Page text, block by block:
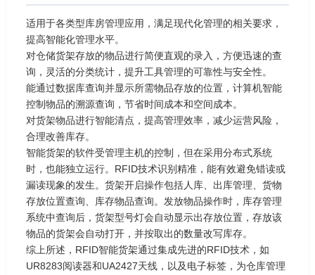
适用于各类型库房管理应用，满足现代化管理的相关要求，
提高智能化管理水平。
对仓储货架存放的物品进行简便直观的录入，方便迅速的查
询，灵活的分类统计，提升工具管理的可靠性与安全性。
能通过数据库查询并显示所需物品存放的位置，计算机智能
控制物品的溯源查询，节省时间成本和空间成本。
对货架物品进行智能清点，提高管理效率，减少运营风险，
合理改善库存。
智能货架的软件受管理主机的控制，但在采用分布式系统
时，也能独立运行。RFID技术识别精准，能有效避免错读或
漏读现象的发生。货架开启操作包括人库、出库管理、货物
存放位置查询、库存物品查询。发放物品操作时，库存管理
系统中查询后，货架型号灯会自动显示出存放位置，存放该
物品的货架会自动打开，并按取出的数量改写库存。
综上所述，RFID智能货架通过集成先进的RFID技术，如
UR8283阅读器和UA2427天线，以及电子标签，为仓库管理